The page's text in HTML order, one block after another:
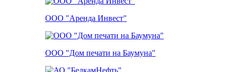
ООО "Аренда Инвест"
ООО "Дом печати на Баумуна"